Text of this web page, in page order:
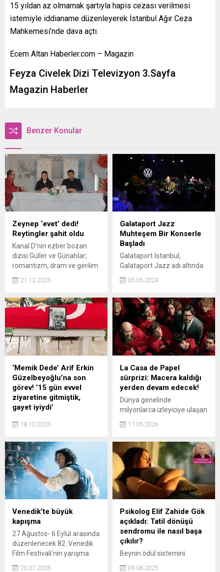
15 yıldan az olmamak şartıyla hapis cezası verilmesi
istemiyle iddianame düzenleyerek İstanbul Ağır Ceza
Mahkemesi’nde dava açtı.
Ecem Altan Haberler.com – Magazin
Feyza Civelek Dizi Televizyon 3.Sayfa
Magazin Haberler
Benzer Konular
Zeynep ‘evet’ dedi!
Reytingler şahit oldu
Kanal D’nin ezber bozan
dizisi Güller ve Günahlar;
romantizm, dram ve gerilim
cumartesi akşamına
Serhat’ın yaptığı evlilik
teklifini kabul etmesiyle
hikâyede yeni bir sayfa
açıldı. Görünürde Kader’i
evlat edinebilmek için
oturulan nikâh masası,
birbirlerine olan hislerini
itiraf edemeyen ikili için
zorlu bir sınavın ilk...
21.12.2025
Galataport Jazz
Muhteşem Bir Konserle
Başladı
Galataport İstanbul,
Galataport Jazz adı altında
etkinlikleri serisinin ilkini,
Beytekin’in sıra dışı
konseriyle 30 Nisan
Uluslararası Caz Günü’nde
gerçekleştirdi. 8-9 Haziran
tarihlerinde düzenlenecek
Galataport Jazz Festival’ın
programının da açıklandığı
gecede, müzikseverler
enfes “soul food” lezzetleri
eşliğinde benzersiz bir
müzik ziyafeti yaşadı.
05.05.2024
‘Memik Dede’ Arif Erkin
Güzelbeyoğlu’na son
görev! ’15 gün evvel
ziyaretine gitmiştik,
gayet iyiydi’
Arif Erkin Güzelbeyoğlu için
Sahnesi’nde tören
düzenlendi. Ailesi, sanatçı
arkadaşları ve sevenlerinin
katıldığı törenin ardından
Güzelbeyoğlu’nun Türk
bayrağına sarılı tabutu
cenaze namazı için
Teşvikiye Camii’ne
götürüldü. Usta oyuncu
burada son yolculuğuna
uğurlandı.
18.10.2025
La Casa de Papel
sürprizi: Macera kaldığı
yerden devam edecek!
Dünya genelinde
milyonlarca izleyiciye ulaşan
ilgili yeni gelişme
heyecanlandırdı. Dizinin
geleceğine dair yapılan son
paylaşım, sosyal medyada
büyük ilgi gördü.
11.05.2026
Venedik’te büyük
kapışma
27 Ağustos- 6 Eylül arasında
düzenlenecek 82. Venedik
Film Festivali’nin yarışma
25.07.2025
Psikolog Elif Zahide Gök
açıkladı: Tatil dönüşü
sendromu ile nasıl başa
çıkılır?
Beynin ödül sistemini
09.08.2025